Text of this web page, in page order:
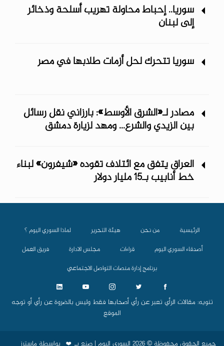
سوريا.. إحباط محاولة تهريب أسلحة وذخائر
إلى لبنان
سوريا تتحرك لحل أزمات طلابها في مصر
مصادر لـ«الشرق الأوسط»: بارزاني نقل رسائل
بين الزيدي والشرع... ومهد لزيارة دمشق
العراق يتفق مع ائتلاف تقوده «شيفرون» لبناء
خط أنابيب بـ15 مليار دولار
الرئيسية من نحن هيئة التحرير
لماذا السوري اليوم ؟
أصدقاء السوري اليوم
قراءات مجلس الادارة
فريق العمل
برنامج إدارة منصات التواصل الاجتماعي
تنويه: مقالات الرأي تعبر عن رأي أصحابها فقط وليس بالضروة عن رأي أو توجه
الموقع
❤️